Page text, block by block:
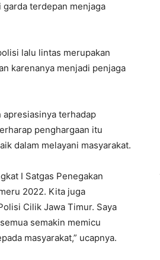
terdepan menjaga
lalu lintas merupakan
karenanya menjadi penjaga
apresiasinya terhadap
penghargaan itu
dalam melayani masyarakat.
I Satgas Penegakan
2022. Kita juga
Cilik Jawa Timur. Saya
semakin memicu
masyarakat,” ucapnya.